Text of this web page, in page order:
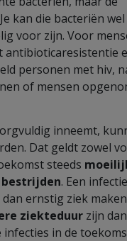
kan die bacteriën wel
voor zijn. Voor
antibioticaresistentie
personen met hiv,
of mensen
inneemt,
Dat geldt zowel
steeds
. Een
ernstig ziek
ziekteduur zijn
infecties in de